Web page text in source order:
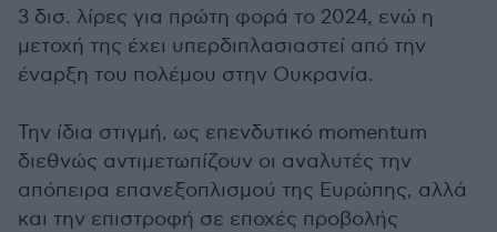
3 δισ. λίρες για πρώτη φορά το 2024, ενώ η
μετοχή της έχει υπερδιπλασιαστεί από την
έναρξη του πολέμου στην Ουκρανία.
Την ίδια στιγμή, ως επενδυτικό momentum
διεθνώς αντιμετωπίζουν οι αναλυτές την
απόπειρα επανεξοπλισμού της Ευρώπης, αλλά
και την επιστροφή σε εποχές προβολής